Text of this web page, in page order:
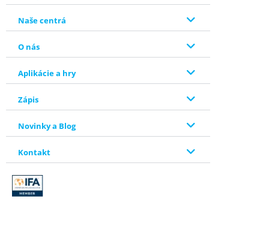
Naše centrá
O nás
Aplikácie a hry
Zápis
Novinky a Blog
Kontakt